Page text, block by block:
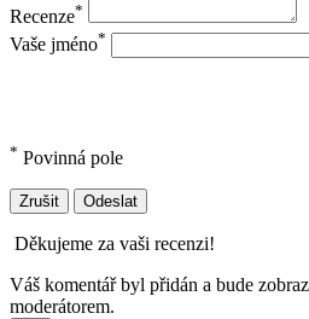
Recenze*
Vaše jméno*
* Povinná pole
Zrušit Odeslat
Děkujeme za vaši recenzi!
Váš komentář byl přidán a bude
moderátorem.